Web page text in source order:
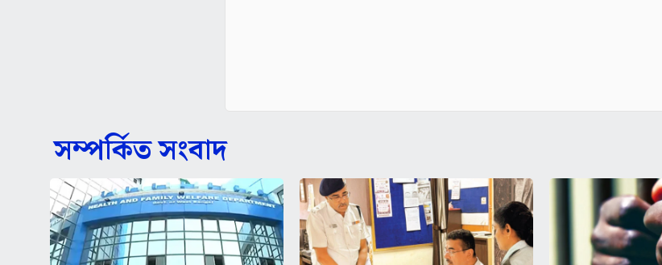
সম্পর্কিত সংবাদ